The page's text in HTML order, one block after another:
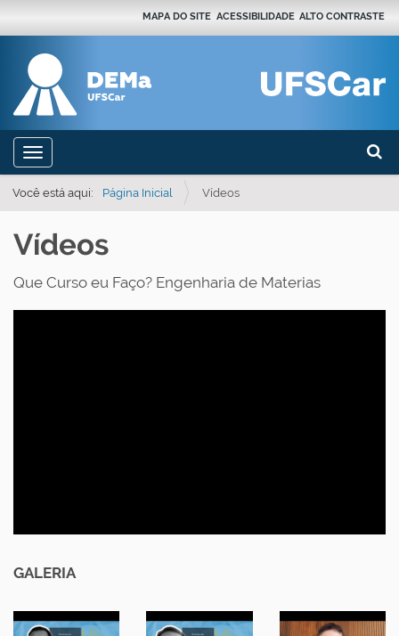
Busca
MAPA DO SITE ACESSIBILIDADE ALTO CONTRASTE
Toggle navigation
Você está aqui: Página Inicial Vídeos
Vídeos
Que Curso eu Faço? Engenharia de Materias
GALERIA